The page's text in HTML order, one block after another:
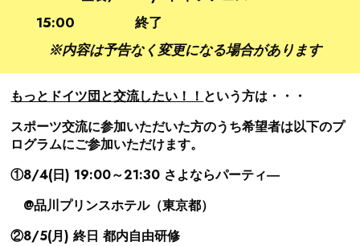
15:00 終了
※内容は予告なく変更になる場合があります
もっとドイツ団と交流したい！！ という方は・・・
スポーツ交流に参加いただいた方のうち希望者は以下のプ
ログラムにご参加いただけます。
①8/4(日) 19:00～21:30 さよならパーティ―
@品川プリンスホテル（東京都）
②8/5(月) 終日 都内自由研修